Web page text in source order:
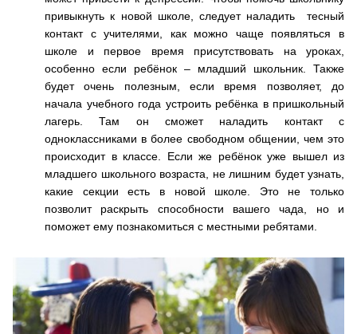
привыкнуть к новой школе, следует наладить тесный
контакт с учителями, как можно чаще появляться в
школе и первое время присутствовать на уроках,
особенно если ребёнок – младший школьник. Также
будет очень полезным, если время позволяет, до
начала учебного года устроить ребёнка в пришкольный
лагерь. Там он сможет наладить контакт с
одноклассниками в более свободном общении, чем это
происходит в классе. Если же ребёнок уже вышел из
младшего школьного возраста, не лишним будет узнать,
какие секции есть в новой школе. Это не только
позволит раскрыть способности вашего чада, но и
поможет ему познакомиться с местными ребятами.